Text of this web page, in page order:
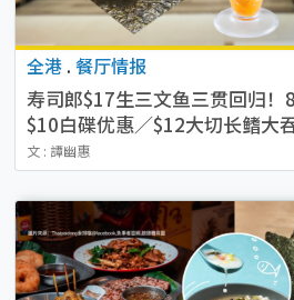
全港 . 餐厅情报
寿司郎$17生三文鱼三贯回归！
$10白碟优惠／$12大切长鳍大
文 : 譚幽惠